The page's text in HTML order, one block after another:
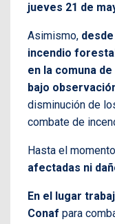
jueves 21 de
Asimismo,
incendio
en la comuna
bajo
disminución de
combate de
Hasta el
afectadas ni
En el lugar
Conaf para